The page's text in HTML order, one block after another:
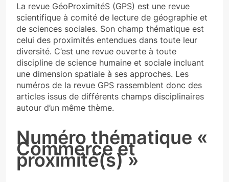
La revue GéoProximitéS (GPS) est une revue
scientifique à comité de lecture de géographie et
de sciences sociales. Son champ thématique est
celui des proximités entendues dans toute leur
diversité. C’est une revue ouverte à toute
discipline de science humaine et sociale incluant
une dimension spatiale à ses approches. Les
numéros de la revue GPS rassemblent donc des
articles issus de différents champs disciplinaires
autour d’un même thème.
Numéro thématique «
Commerce et
proximité(s) »